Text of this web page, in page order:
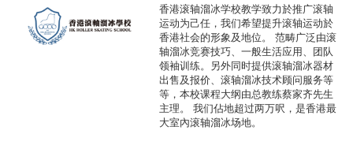
香港滚轴溜冰学校教学致力於推广滚轴
运动为己任，我们希望提升滚轴运动於
香港社会的形象及地位。 范畴广泛由滚
轴溜冰竞赛技巧、一般生活应用、团队
领袖训练。另外同时提供滚轴溜冰器材
出售及报价、滚轴溜冰技术顾问服务等
等，本校课程大纲由总教练蔡家齐先生
主理。 我们佔地超过两万呎，是香港最
大室內滚轴溜冰场地。